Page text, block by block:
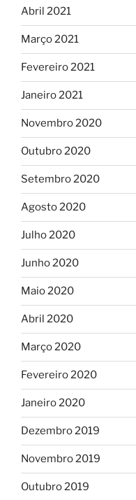
Abril 2021
Março 2021
Fevereiro 2021
Janeiro 2021
Novembro 2020
Outubro 2020
Setembro 2020
Agosto 2020
Julho 2020
Junho 2020
Maio 2020
Abril 2020
Março 2020
Fevereiro 2020
Janeiro 2020
Dezembro 2019
Novembro 2019
Outubro 2019